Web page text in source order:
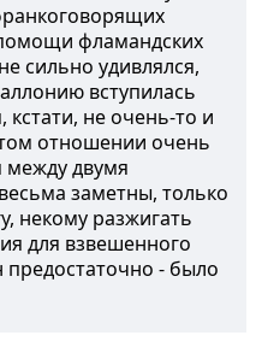
фламандских
сильно удивлялся,
вступилась
не очень-то и
отношении очень
между двумя
заметны, только
некому разжигать
для взвешенного
предостаточно - было